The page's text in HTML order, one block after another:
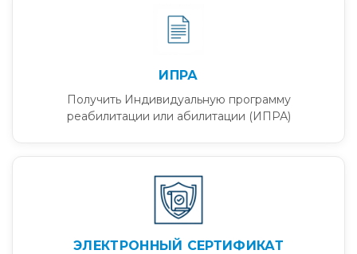
ИПРА
Получить Индивидуальную программу
реабилитации или абилитации (ИПРА)
ЭЛЕКТРОННЫЙ СЕРТИФИКАТ